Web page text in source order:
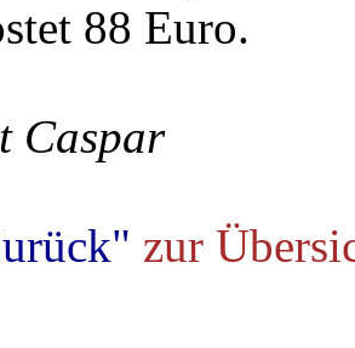
88 Euro.
Caspar
zur